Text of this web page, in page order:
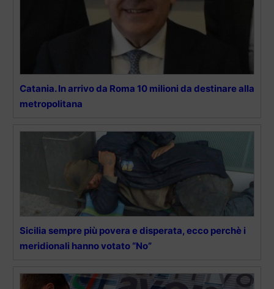
Catania. In arrivo da Roma 10 milioni da destinare alla
metropolitana
Sicilia sempre più povera e disperata, ecco perchè i
meridionali hanno votato “No”